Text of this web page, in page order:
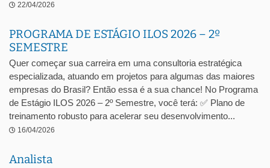
22/04/2026
PROGRAMA DE ESTÁGIO ILOS 2026 – 2º
SEMESTRE
Quer começar sua carreira em uma consultoria estratégica
especializada, atuando em projetos para algumas das maiores
empresas do Brasil? Então essa é a sua chance! No Programa
de Estágio ILOS 2026 – 2º Semestre, você terá: ✅ Plano de
treinamento robusto para acelerar seu desenvolvimento...
16/04/2026
Analista